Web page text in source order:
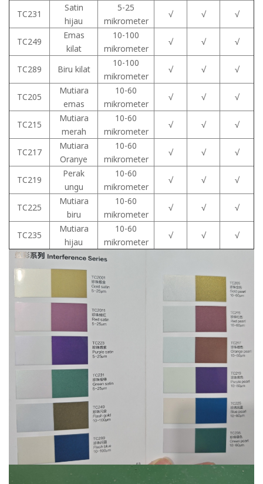
TC231
Satin
hijau
5-25
mikrometer
√ √ √
TC249
Emas
kilat
10-100
mikrometer
√ √ √
TC289 Biru kilat
10-100
mikrometer
√ √ √
TC205
Mutiara
emas
10-60
mikrometer
√ √ √
TC215
Mutiara
merah
10-60
mikrometer
√ √ √
TC217
Mutiara
Oranye
10-60
mikrometer
√ √ √
TC219
Perak
ungu
10-60
mikrometer
√ √ √
TC225
Mutiara
biru
10-60
mikrometer
√ √ √
TC235
Mutiara
hijau
10-60
mikrometer
√ √ √